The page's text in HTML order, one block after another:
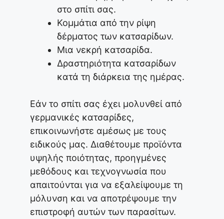
στο σπίτι σας.
Κομμάτια από την ρίψη
δέρματος των κατσαρίδων.
Μια νεκρή κατσαρίδα.
Δραστηριότητα κατσαρίδων
κατά τη διάρκεια της ημέρας.
Εάν το σπίτι σας έχει μολυνθεί από
γερμανικές κατσαρίδες,
επικοινωνήστε αμέσως με τους
ειδικούς μας. Διαθέτουμε προϊόντα
υψηλής ποιότητας, προηγμένες
μεθόδους και τεχνογνωσία που
απαιτούνται για να εξαλείψουμε τη
μόλυνση και να αποτρέψουμε την
επιστροφή αυτών των παρασίτων.